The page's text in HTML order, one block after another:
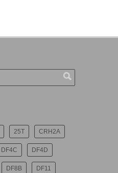
25T CRH2A
DF4C DF4D
DF8B DF11